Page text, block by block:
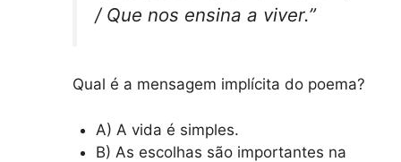
/ Que nos ensina a viver.”
Qual é a mensagem implícita do poema?
A) A vida é simples.
B) As escolhas são importantes na